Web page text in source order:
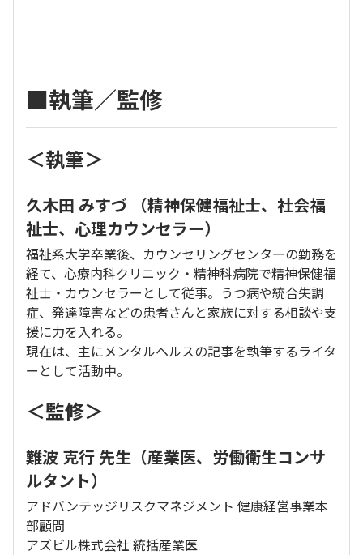
■執筆／監修
＜執筆＞
久木田 みすづ （精神保健福祉士、社会福
祉士、心理カウンセラー）
福祉系大学卒業後、カウンセリングセンターの勤務を
経て、心療内科クリニック・精神科病院で精神保健福
祉士・カウンセラーとして従事。うつ病や統合失調
症、発達障害などの患者さんと家族に対する相談や支
援に力を入れる。
現在は、主にメンタルヘルスの記事を執筆するライタ
ーとして活動中。
＜監修＞
難波 克行 先生（産業医、労働衛生コンサ
ルタント）
アドバンテッジリスクマネジメント 健康経営事業本
部顧問
アズビル株式会社 統括産業医